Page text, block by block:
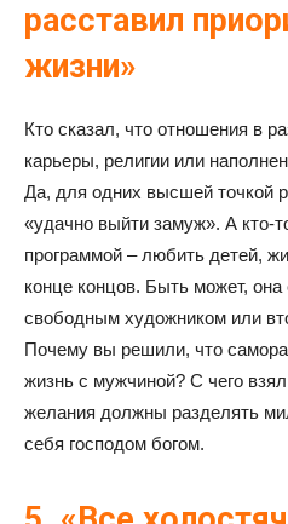
расставил
жизни»
Кто сказал, что отношения в
карьеры, религии или
Да, для одних высшей точкой
«удачно выйти замуж». А кто-
программой – любить детей,
конце концов. Быть может,
свободным художником или
Почему вы решили, что
жизнь с мужчиной? С чего
желания должны разделять
себя господом богом.